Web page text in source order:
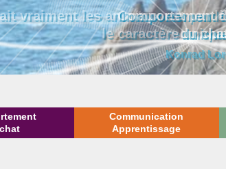
vraiment les animaux est par
le caractère
Konrad
Communication
Apprentissage